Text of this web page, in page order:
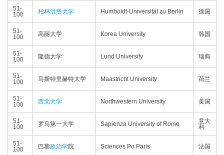
51-
100
柏林洪堡大学 Humboldt-Universität zu Berlin 德国
51-
100
高丽大学 Korea University 韩国
51-
100
隆德大学 Lund University 瑞典
51-
100
马斯特里赫特大学 Maastricht University 荷兰
51-
100
西北大学 Northwestern University 美国
51-
100
罗马第一大学 Sapienza University of Rome
意大
利
51-
100
巴黎政治学院 Sciences Po Paris 法国